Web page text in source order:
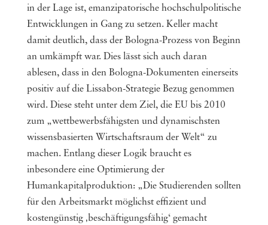
in der Lage ist, emanzipatorische hochschulpolitische
Entwicklungen in Gang zu setzen. Keller macht
damit deutlich, dass der Bologna-Prozess von Beginn
an umkämpft war. Dies lässt sich auch daran
ablesen, dass in den Bologna-Dokumenten einerseits
positiv auf die Lissabon-Strategie Bezug genommen
wird. Diese steht unter dem Ziel, die EU bis 2010
zum „wettbewerbsfähigsten und dynamischsten
wissensbasierten Wirtschaftsraum der Welt“ zu
machen. Entlang dieser Logik braucht es
inbesondere eine Optimierung der
Humankapitalproduktion: „Die Studierenden sollten
für den Arbeitsmarkt möglichst effizient und
kostengünstig ‚beschäftigungsfähig‘ gemacht